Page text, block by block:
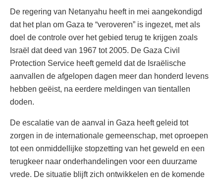
De regering van Netanyahu heeft in mei aangekondigd
dat het plan om Gaza te “veroveren” is ingezet, met als
doel de controle over het gebied terug te krijgen zoals
Israël dat deed van 1967 tot 2005. De Gaza Civil
Protection Service heeft gemeld dat de Israëlische
aanvallen de afgelopen dagen meer dan honderd levens
hebben geëist, na eerdere meldingen van tientallen
doden.
De escalatie van de aanval in Gaza heeft geleid tot
zorgen in de internationale gemeenschap, met oproepen
tot een onmiddellijke stopzetting van het geweld en een
terugkeer naar onderhandelingen voor een duurzame
vrede. De situatie blijft zich ontwikkelen en de komende